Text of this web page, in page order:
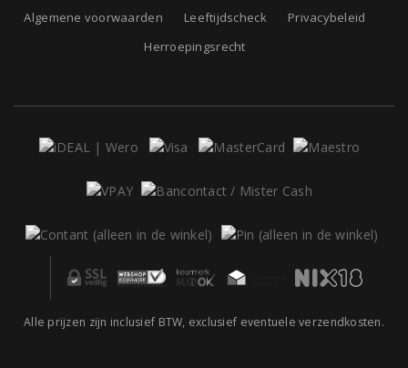
Algemene voorwaarden
Leeftijdscheck
Privacybeleid
Herroepingsrecht
Alle prijzen zijn inclusief BTW, exclusief eventuele verzendkosten.